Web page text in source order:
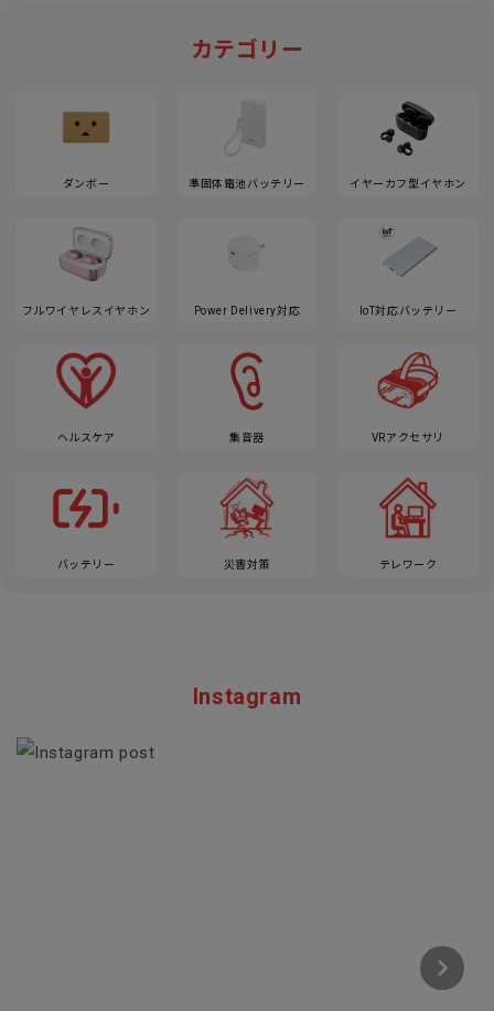
カテゴリー
ダンボー 準固体電池バッテリー イヤーカフ型イヤホン
フルワイヤレスイヤホン Power Delivery対応 IoT対応バッテリー
ヘルスケア 集音器 VRアクセサリ
バッテリー 災害対策 テレワーク
Instagram